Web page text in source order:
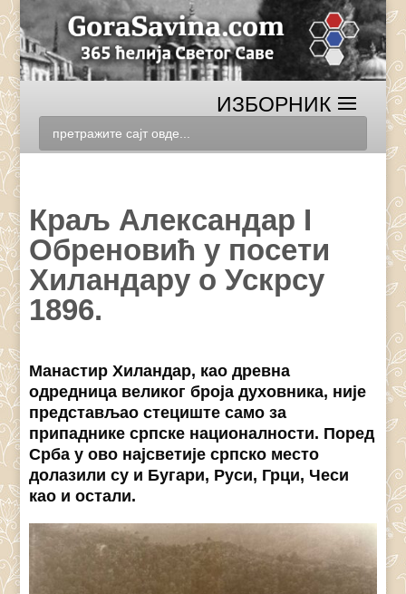
Краљ Александар I
Обреновић у посети
Хиландару о Ускрсу
1896.
Манастир Хиландар, као древна
одредница великог броја духовника, није
представљао стециште само за
припаднике српске националности. Поред
Срба у ово најсветије српско местo
долазили су и Бугари, Руси, Грци, Чеси
као и остали.